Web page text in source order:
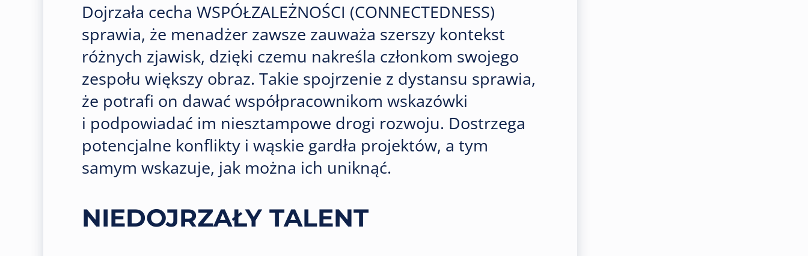
Dojrzała cecha WSPÓŁZALEŻNOŚCI (CONNECTEDNESS)
sprawia, że menadżer zawsze zauważa szerszy kontekst
różnych zjawisk, dzięki czemu nakreśla członkom swojego
zespołu większy obraz. Takie spojrzenie z dystansu sprawia,
że potrafi on dawać współpracownikom wskazówki
i podpowiadać im niesztampowe drogi rozwoju. Dostrzega
potencjalne konflikty i wąskie gardła projektów, a tym
samym wskazuje, jak można ich uniknąć.
NIEDOJRZAŁY TALENT